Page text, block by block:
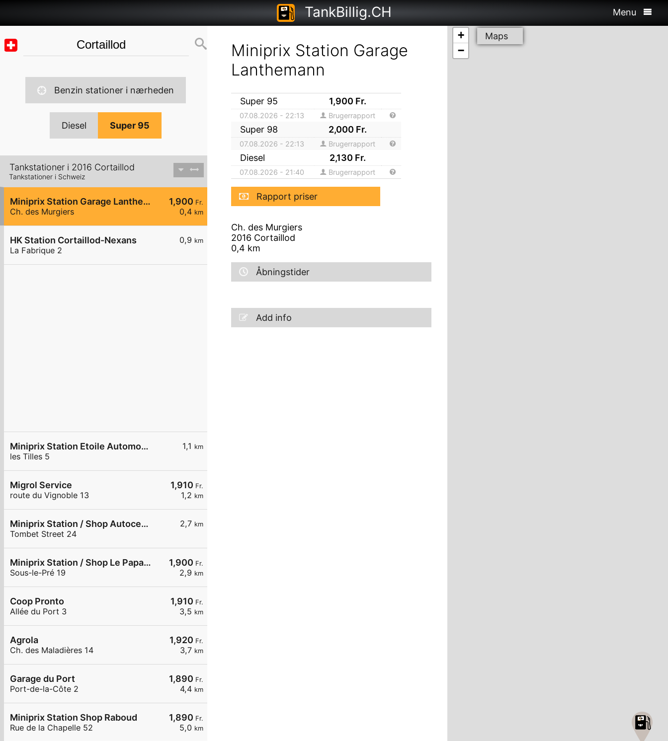
TankBillig.CH Menu
Benzin stationer i nærheden
Diesel Super 95
Tankstationer i 2016 Cortaillod
Tankstationer i Schweiz
1,900 Fr.
0,4 km
Miniprix Station Garage Lanthemann
Ch. des Murgiers
0,9 km
HK Station Cortaillod-Nexans
La Fabrique 2
1,1 km
Miniprix Station Etoile Automobile SA
les Tilles 5
1,910 Fr.
1,2 km
Migrol Service
route du Vignoble 13
2,7 km
Miniprix Station / Shop Autocentre Peseux SA
Tombet Street 24
1,900 Fr.
2,9 km
Miniprix Station / Shop Le Papaluna Shop
Sous-le-Pré 19
1,910 Fr.
3,5 km
Coop Pronto
Allée du Port 3
1,920 Fr.
3,7 km
Agrola
Ch. des Maladières 14
1,890 Fr.
4,4 km
Garage du Port
Port-de-la-Côte 2
1,890 Fr.
5,0 km
Miniprix Station Shop Raboud
Rue de la Chapelle 52
Miniprix Station Garage
Lanthemann
Super 95 1,900 Fr.
07.08.2026 - 22:13 Brugerrapport
Super 98 2,000 Fr.
07.08.2026 - 22:13 Brugerrapport
Diesel 2,130 Fr.
07.08.2026 - 21:40 Brugerrapport
Rapport priser
Ch. des Murgiers
2016 Cortaillod
0,4 km
Åbningstider
Add info
+
−
Maps